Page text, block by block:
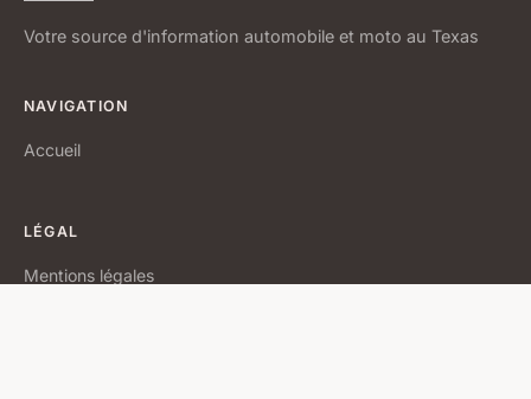
Votre source d'information automobile et moto au Texas
NAVIGATION
Accueil
LÉGAL
Mentions légales